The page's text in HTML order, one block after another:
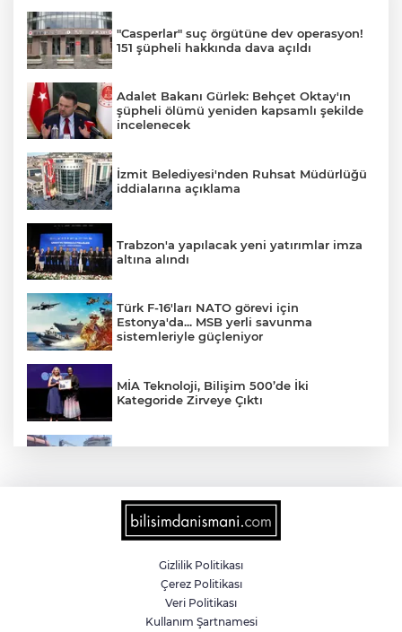
"Casperlar" suç örgütüne dev operasyon!
151 şüpheli hakkında dava açıldı
Adalet Bakanı Gürlek: Behçet Oktay'ın
şüpheli ölümü yeniden kapsamlı şekilde
incelenecek
İzmit Belediyesi'nden Ruhsat Müdürlüğü
iddialarına açıklama
Trabzon'a yapılacak yeni yatırımlar imza
altına alındı
Türk F-16'ları NATO görevi için
Estonya'da... MSB yerli savunma
sistemleriyle güçleniyor
MİA Teknoloji, Bilişim 500’de İki
Kategoride Zirveye Çıktı
6 milyon emekliyi ilgilendiriyor... Emekli
aylığı fark ödemeleri 7 Ağustos'ta
Teröristler teslim olmaya devam ediyor...
Hudutlarda 490 kişi yakalandı
Gizlilik Politikası
Çerez Politikası
Veri Politikası
Kullanım Şartnamesi